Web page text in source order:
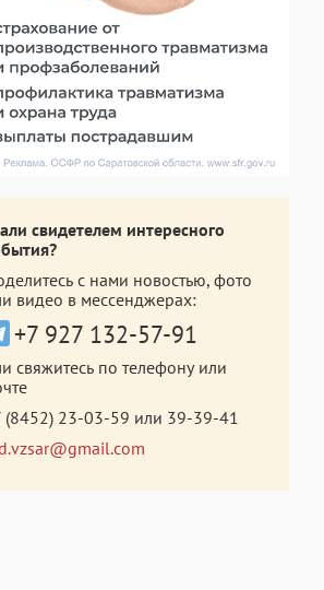
свидетелем интересного
с нами новостью, фото
видео в мессенджерах:
+7 927 132-57-91
свяжитесь по телефону или
(8452) 23-03-59 или 39-39-41